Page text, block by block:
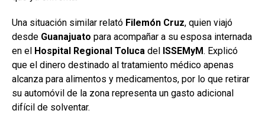
Una situación similar relató Filemón Cruz, quien viajó
desde Guanajuato para acompañar a su esposa internada
en el Hospital Regional Toluca del ISSEMyM. Explicó
que el dinero destinado al tratamiento médico apenas
alcanza para alimentos y medicamentos, por lo que retirar
su automóvil de la zona representa un gasto adicional
difícil de solventar.